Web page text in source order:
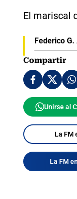
El mariscal
Federico
Compartir
Unirse al
La FM
La FM